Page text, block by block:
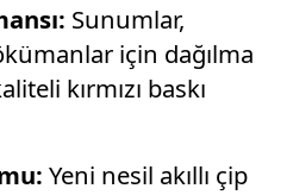
Sunumlar,
için dağılma
kırmızı baskı
Yeni nesil akıllı çip